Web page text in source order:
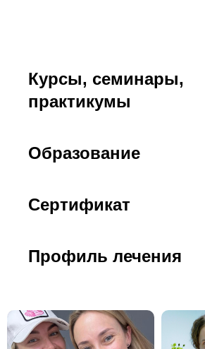
Курсы, семинары,
практикумы
Образование
Сертификат
Профиль лечения